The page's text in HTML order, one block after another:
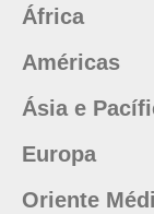
África
Américas
Ásia e
Europa
Oriente